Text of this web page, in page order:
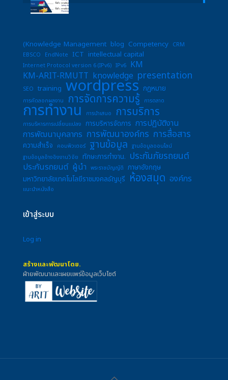
(Knowledge Management blog Competency CRM
EBSCO
EndNote ICT intellectual capital
Internet Protocol version 6 (IPv6) IPv6 KM
KM-ARIT-RMUTT knowledge presentation
SEO training wordpress กฎหมาย
การคัดลอกผลงาน การจัดการความรู้ การตลาด
การทำงาน การนำเสนอ การบริการ
การบริหารการเปลี่ยนแปลง การบริหารจัดการ การปฏิบัติงาน
การพัฒนาบุคลากร การพัฒนาองค์กร การสื่อสาร
ความสำเร็จ คอมพิวเตอร์ ฐานข้อมูล ฐานข้อมูลออนไลน์
ฐานข้อมูลอ้างอิงงานวิจัย
ทักษะการทำงาน. ประกันภัยรถยนต์
ประกันรถยนต์ ผู้นำ พระราชบัญญัติ ภาษาอังกฤษ
มหาวิทยาลัยเทคโนโลยีราชมงคลธัญบุรี ห้องสมุด องค์กร
แนะนำหนังสือ
เข้าสู่ระบบ
Log in
สร้างและพัฒนาโดย.
ฝ่ายพัฒนาและเผยแพร่ข้อมูลเว็บไซต์